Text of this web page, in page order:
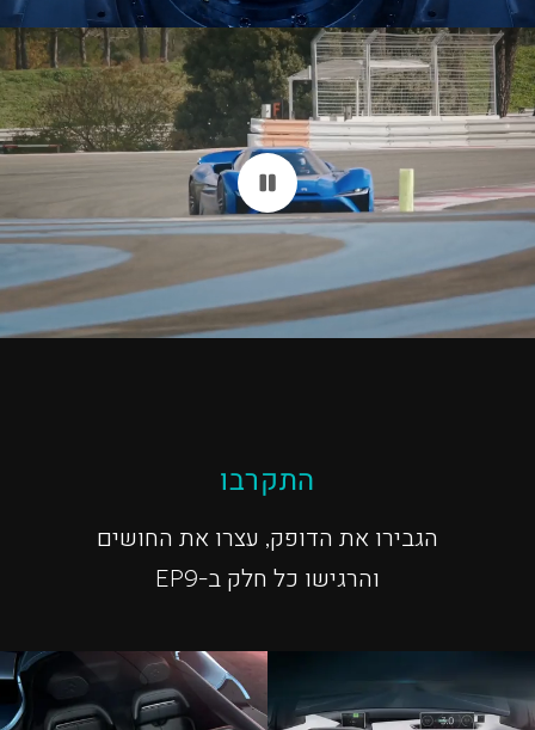
התקרבו
הגבירו את הדופק, עצרו את החושים
והרגישו כל חלק ב-EP9